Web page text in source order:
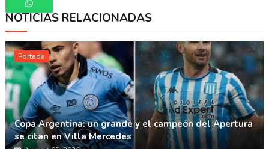
Whatsapp
NOTICIAS RELACIONADAS
Portada
Copa Argentina: un grande y el campeón del Apertura
se citan en Villa Mercedes